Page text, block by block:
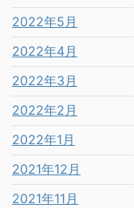
2022年5月
2022年4月
2022年3月
2022年2月
2022年1月
2021年12月
2021年11月